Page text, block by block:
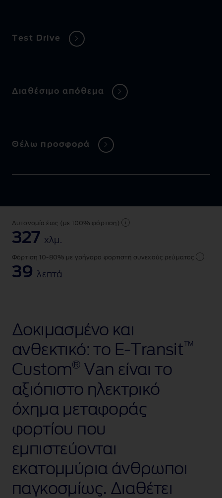
Test Drive
Διαθέσιμο απόθεμα
Θέλω προσφορά
Αυτονομία έως (με 100% φόρτιση)
327 χλμ.
Φόρτιση 10-80% με γρήγορο φορτιστή συνεχούς ρεύματος
39 λεπτά
Δοκιμασμένο και
ανθεκτικό: το E-Transit™
Custom®Van είναι το
αξιόπιστο ηλεκτρικό
όχημα μεταφοράς
φορτίου που
εμπιστεύονται
εκατομμύρια άνθρωποι
παγκοσμίως. Διαθέτει